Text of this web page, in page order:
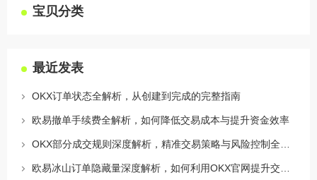
宝贝分类
最近发表
OKX订单状态全解析，从创建到完成的完整指南
欧易撤单手续费全解析，如何降低交易成本与提升资金效率